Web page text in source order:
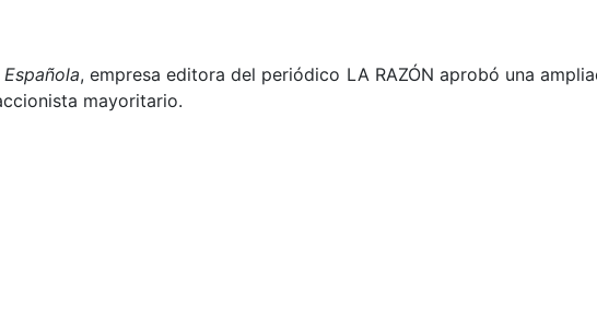
, empresa editora del periódico LA RAZÓN aprobó una
mayoritario.